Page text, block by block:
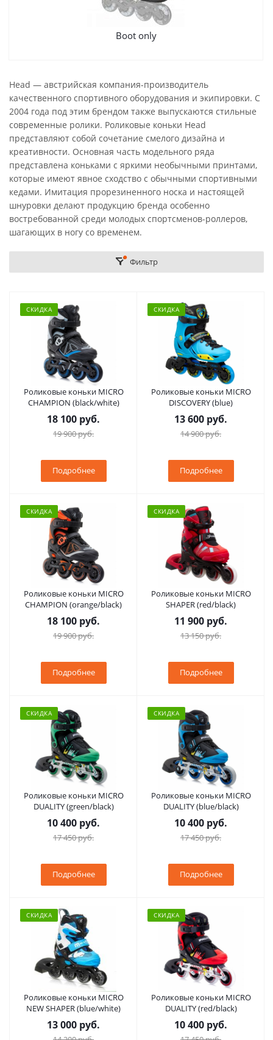
Boot only
Head — австрийская компания-производитель
качественного спортивного оборудования и экипировки. С
2004 года под этим брендом также выпускаются стильные
современные ролики. Роликовые коньки Head
представляют собой сочетание смелого дизайна и
креативности. Основная часть модельного ряда
представлена коньками с яркими необычными принтами,
которые имеют явное сходство с обычными спортивными
кедами. Имитация прорезиненного носка и настоящей
шнуровки делают продукцию бренда особенно
востребованной среди молодых спортсменов-роллеров,
шагающих в ногу со временем.
Фильтр
СКИДКА
Роликовые коньки MICRO
CHAMPION (black/white)
18 100 руб.
19 900 руб.
Подробнее
СКИДКА
Роликовые коньки MICRO
DISCOVERY (blue)
13 600 руб.
14 900 руб.
Подробнее
СКИДКА
Роликовые коньки MICRO
CHAMPION (orange/black)
18 100 руб.
19 900 руб.
Подробнее
СКИДКА
Роликовые коньки MICRO
SHAPER (red/black)
11 900 руб.
13 150 руб.
Подробнее
СКИДКА
Роликовые коньки MICRO
DUALITY (green/black)
10 400 руб.
17 450 руб.
Подробнее
СКИДКА
Роликовые коньки MICRO
DUALITY (blue/black)
10 400 руб.
17 450 руб.
Подробнее
СКИДКА
Роликовые коньки MICRO
NEW SHAPER (blue/white)
13 000 руб.
СКИДКА
Роликовые коньки MICRO
DUALITY (red/black)
10 400 руб.